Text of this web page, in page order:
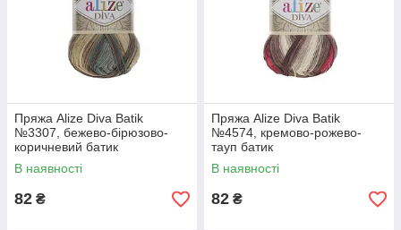
Пряжа Alize Diva Batik
№3307, бежево-бірюзово-
коричневий батик
В наявності
82 ₴
Пряжа Alize Diva Batik
№4574, кремово-рожево-
тауп батик
В наявності
82 ₴